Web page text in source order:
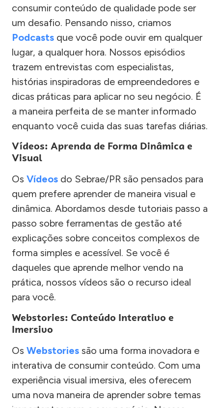
consumir conteúdo de qualidade pode ser
um desafio. Pensando nisso, criamos
Podcasts que você pode ouvir em qualquer
lugar, a qualquer hora. Nossos episódios
trazem entrevistas com especialistas,
histórias inspiradoras de empreendedores e
dicas práticas para aplicar no seu negócio. É
a maneira perfeita de se manter informado
enquanto você cuida das suas tarefas diárias.
Vídeos: Aprenda de Forma Dinâmica e
Visual
Os Vídeos do Sebrae/PR são pensados para
quem prefere aprender de maneira visual e
dinâmica. Abordamos desde tutoriais passo a
passo sobre ferramentas de gestão até
explicações sobre conceitos complexos de
forma simples e acessível. Se você é
daqueles que aprende melhor vendo na
prática, nossos vídeos são o recurso ideal
para você.
Webstories: Conteúdo Interativo e
Imersivo
Os Webstories são uma forma inovadora e
interativa de consumir conteúdo. Com uma
experiência visual imersiva, eles oferecem
uma nova maneira de aprender sobre temas